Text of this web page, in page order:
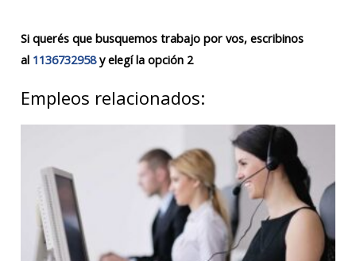
Si querés que busquemos trabajo por vos, escribinos
al 1136732958y elegí la opción 2
Empleos relacionados: